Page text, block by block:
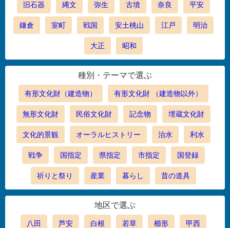
旧石器 縄文 弥生 古墳 奈良 平安
鎌倉 室町 戦国 安土桃山 江戸 明治
大正 昭和
種別・テーマで選ぶ
有形文化財（建造物） 有形文化財 （建造物以外）
無形文化財 民俗文化財 記念物 埋蔵文化財
文化的景観 オーラルヒストリー 治水 利水
戦争 国指定 県指定 市指定 国登録
祈りと祭り 産業 暮らし 昔の道具
地区で選ぶ
八田 芦安 白根 若草 櫛形 甲西